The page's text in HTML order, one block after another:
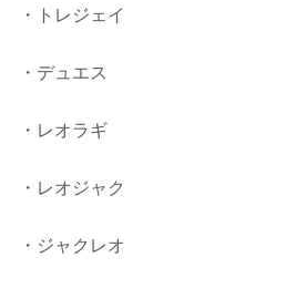
・トレジェイ
・デュエス
・レオラギ
・レオジャク
・ジャクレオ